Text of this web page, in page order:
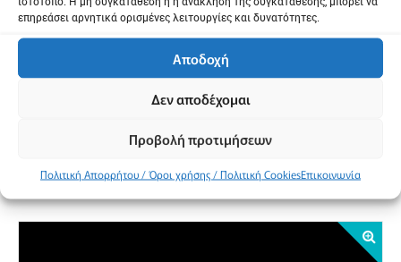
επηρεάσει αρνητικά ορισμένες λειτουργίες και δυνατότητες.
Αποδοχή
Δεν αποδέχομαι
Προβολή προτιμήσεων
Πολιτική Απορρήτου / Όροι χρήσης / Πολιτική CookiesΕπικοινωνία
GPS: 40.6259178, 22.9515164